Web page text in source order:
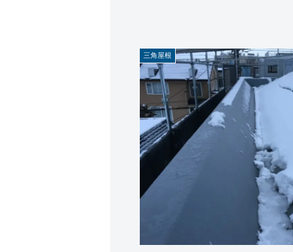
三角屋根